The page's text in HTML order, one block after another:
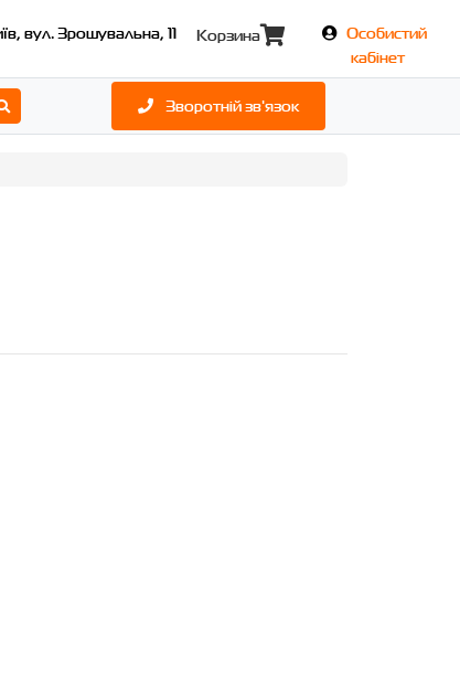
вул. Зрошувальна, 11 Корзина
Особистий
кабінет
Зворотній зв'язок